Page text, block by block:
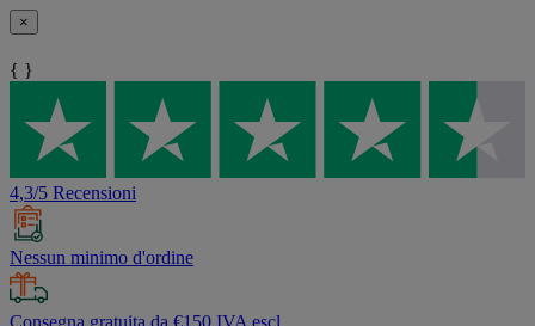
×
{ }
4,3/5 Recensioni
Nessun minimo d'ordine